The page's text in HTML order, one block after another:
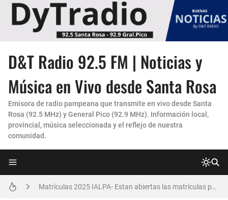
D&T Radio 92.5 FM | Noticias y
Música en Vivo desde Santa Rosa
Emisora de radio pampeana que transmite en vivo desde Santa
Rosa (92.5 MHz) y General Pico (92.9 MHz). Información local,
provincial, música seleccionada y el reflejo de nuestra
comunidad.
La Experiencia "Pampa Adentro" en 4x4:
Un Faro de Cuidado para Nuestros Mayores
Invitación Taller “Padres preparados, hijos con carácter”
Danzas Amanecer sureño en Con Pasión
Vicky Fleck presenta su primer trabajo musical AMENA...
Matrículas 2025 IALPA- Estan abiertas las matrículas para Jardin de Infantes.